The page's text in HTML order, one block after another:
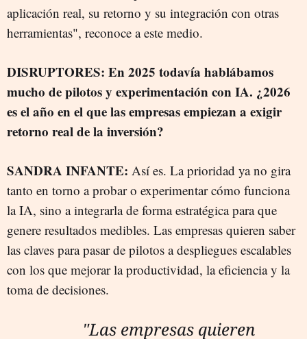
aplicación real, su retorno y su integración con otras
herramientas", reconoce a este medio.
DISRUPTORES: En 2025 todavía hablábamos
mucho de pilotos y experimentación con IA. ¿2026
es el año en el que las empresas empiezan a exigir
retorno real de la inversión?
SANDRA INFANTE: Así es. La prioridad ya no gira
tanto en torno a probar o experimentar cómo funciona
la IA, sino a integrarla de forma estratégica para que
genere resultados medibles. Las empresas quieren saber
las claves para pasar de pilotos a despliegues escalables
con los que mejorar la productividad, la eficiencia y la
toma de decisiones.
"Las empresas quieren